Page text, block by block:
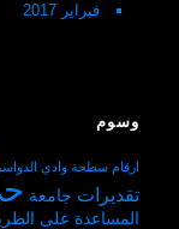
فبراير 2017
وسوم
ارقام سطحة وادي الدواسر
تقديرات جامعة
المساعدة على